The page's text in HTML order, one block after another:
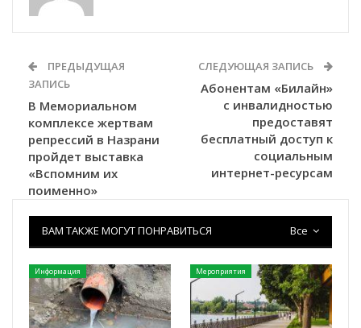
ПРЕДЫДУЩАЯ
ЗАПИСЬ
В Мемориальном
комплексе жертвам
репрессий в Назрани
пройдет выставка
«Вспомним их
поименно»
СЛЕДУЮЩАЯ ЗАПИСЬ
Абонентам «Билайн»
с инвалидностью
предоставят
бесплатный доступ к
социальным
интернет-ресурсам
Все
ВАМ ТАКЖЕ МОГУТ ПОНРАВИТЬСЯ
Информация Мероприятия